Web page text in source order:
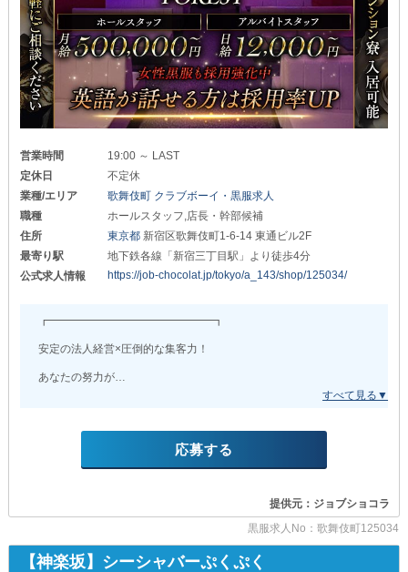
▼長期的なお仕事が可能
『社会保険』を完備しているため
安心して勤務することができます。
＜＜＜＜＜＜＜＜＜＜＜＜＜＜＜＜＜＜＜＜＜
《アルバイトも同時募集》
ご質問がありましたら、お気軽にお問い合わせを！
少しでもご興味を持たれた方は、ぜひご応募して下さい。
営業時間
19:00 ～ LAST
定休日
不定休
業種/エリア
歌舞伎町 クラブボーイ・黒服求人
職種
ホールスタッフ,店長・幹部候補
住所
東京都 新宿区歌舞伎町1-6-14 東通ビル2F
最寄り駅
地下鉄各線「新宿三丁目駅」より徒歩4分
公式求人情報
https://job-chocolat.jp/tokyo/a_143/shop/125034/
┏━━━━━━━━━━━━━━━┓
安定の法人経営×圧倒的な集客力！
あなたの努力が
┗━━━━━━━━━━━━━━━┛
「夜職は初めてで不安…」
今年中に関西への新規出店を決定している
応募する
提供元：ジョブショコラ
黒服求人No：歌舞伎町125034
【神楽坂】シーシャバーぷくぷく